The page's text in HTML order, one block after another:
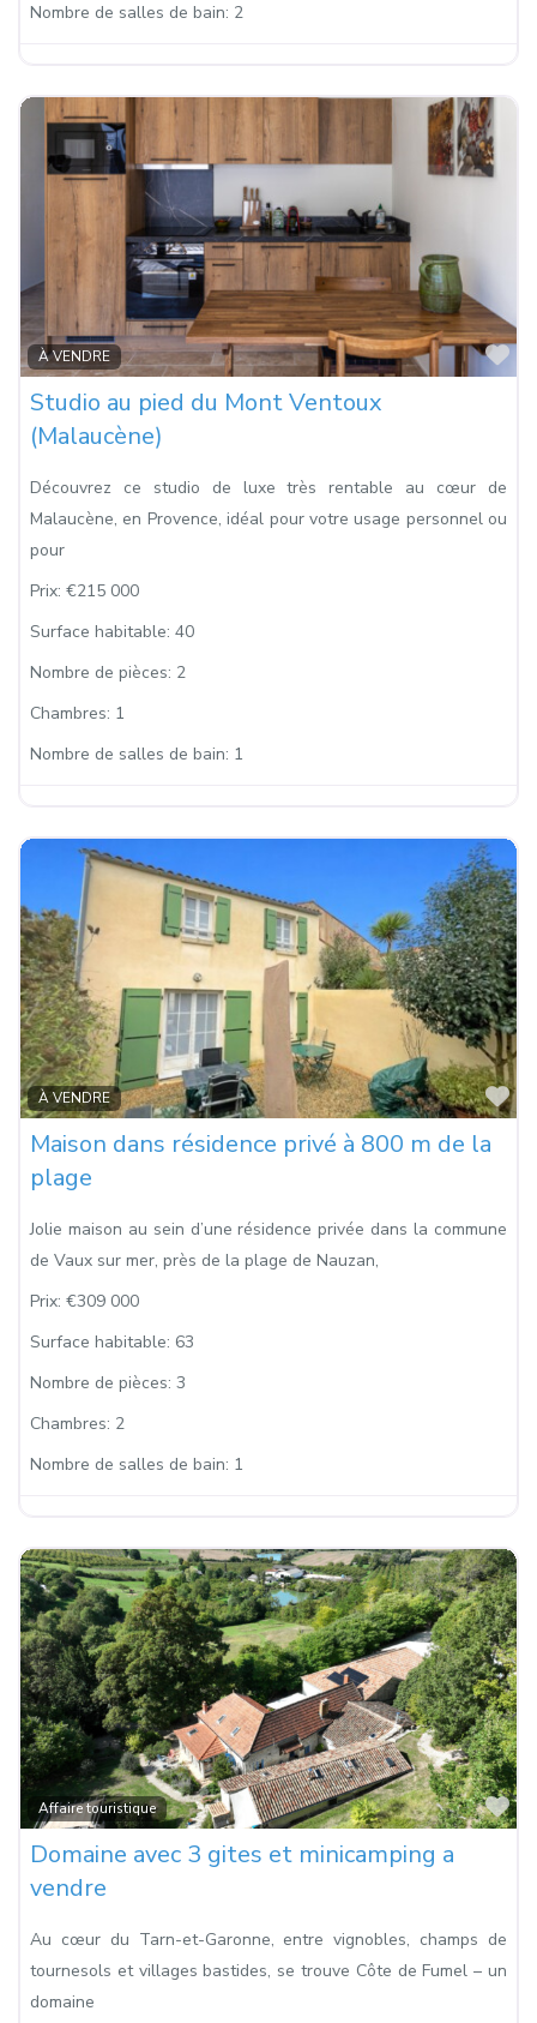
Nombre de salles de bain: 2
À VENDRE
Studio au pied du Mont Ventoux
(Malaucène)
Découvrez ce studio de luxe très rentable au cœur de
Malaucène, en Provence, idéal pour votre usage personnel ou
pour
Prix: €215 000
Surface habitable: 40
Nombre de pièces: 2
Chambres: 1
Nombre de salles de bain: 1
À VENDRE
Maison dans résidence privé à 800 m de la
plage
Jolie maison au sein d’une résidence privée dans la commune
de Vaux sur mer, près de la plage de Nauzan,
Prix: €309 000
Surface habitable: 63
Nombre de pièces: 3
Chambres: 2
Nombre de salles de bain: 1
Affaire touristique
Domaine avec 3 gites et minicamping a
vendre
Au cœur du Tarn-et-Garonne, entre vignobles, champs de
tournesols et villages bastides, se trouve Côte de Fumel – un
domaine